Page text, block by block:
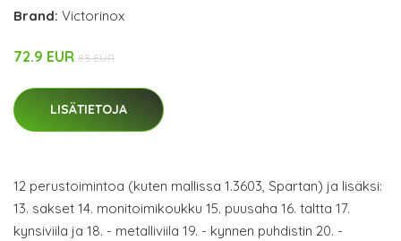
Brand: Victorinox
72.9 EUR 83 EUR
LISÄTIETOJA
12 perustoimintoa (kuten mallissa 1.3603, Spartan) ja lisäksi:
13. sakset 14. monitoimikoukku 15. puusaha 16. taltta 17.
kynsiviila ja 18. - metalliviila 19. - kynnen puhdistin 20. -